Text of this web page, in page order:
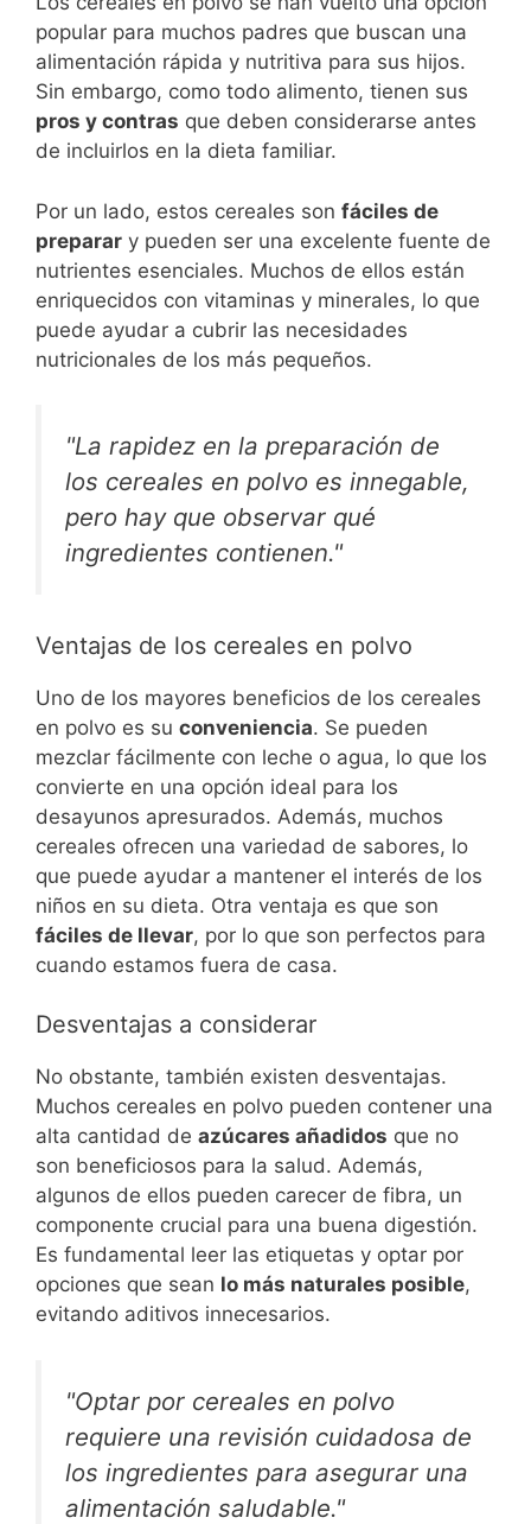
popular para muchos padres que buscan una
alimentación rápida y nutritiva para sus hijos.
Sin embargo, como todo alimento, tienen sus
pros y contras que deben considerarse antes
de incluirlos en la dieta familiar.
Por un lado, estos cereales son fáciles de
preparar y pueden ser una excelente fuente de
nutrientes esenciales. Muchos de ellos están
enriquecidos con vitaminas y minerales, lo que
puede ayudar a cubrir las necesidades
nutricionales de los más pequeños.
"La rapidez en la preparación de
los cereales en polvo es innegable,
pero hay que observar qué
ingredientes contienen."
Ventajas de los cereales en polvo
Uno de los mayores beneficios de los cereales
en polvo es su conveniencia. Se pueden
mezclar fácilmente con leche o agua, lo que los
convierte en una opción ideal para los
desayunos apresurados. Además, muchos
cereales ofrecen una variedad de sabores, lo
que puede ayudar a mantener el interés de los
niños en su dieta. Otra ventaja es que son
fáciles de llevar, por lo que son perfectos para
cuando estamos fuera de casa.
Desventajas a considerar
No obstante, también existen desventajas.
Muchos cereales en polvo pueden contener una
alta cantidad de azúcares añadidos que no
son beneficiosos para la salud. Además,
algunos de ellos pueden carecer de fibra, un
componente crucial para una buena digestión.
Es fundamental leer las etiquetas y optar por
opciones que sean lo más naturales posible,
evitando aditivos innecesarios.
"Optar por cereales en polvo
requiere una revisión cuidadosa de
los ingredientes para asegurar una
alimentación saludable."